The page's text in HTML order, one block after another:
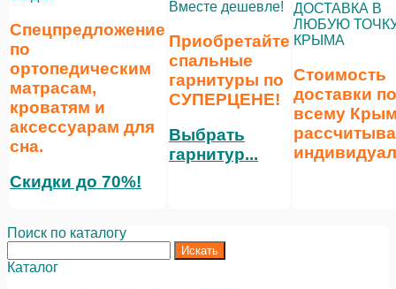
Спецпредложение
по
ортопедическим
матрасам,
кроватям и
аксессуарам для
сна.
Скидки до 70%!
Вместе дешевле!
Приобретайте
спальные
гарнитуры по
СУПЕРЦЕНЕ!
Выбрать
гарнитур...
ДОСТАВКА В
ЛЮБУЮ
КРЫМА
Стоимость
доставки по
всему
Поиск по каталогу
Каталог